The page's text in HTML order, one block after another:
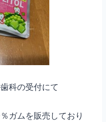
科の受付にて
ガムを販売しており